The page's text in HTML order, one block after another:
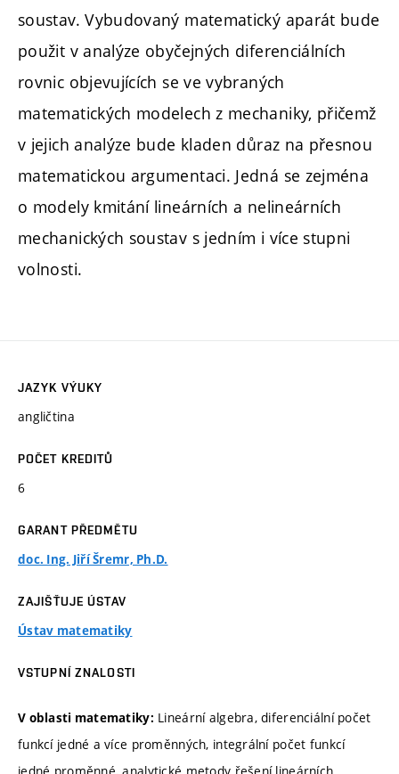
soustav. Vybudovaný matematický aparát bude
použit v analýze obyčejných diferenciálních
rovnic objevujících se ve vybraných
matematických modelech z mechaniky, přičemž
v jejich analýze bude kladen důraz na přesnou
matematickou argumentaci. Jedná se zejména
o modely kmitání lineárních a nelineárních
mechanických soustav s jedním i více stupni
volnosti.
JAZYK VÝUKY
angličtina
POČET KREDITŮ
6
GARANT PŘEDMĚTU
doc. Ing. Jiří Šremr, Ph.D.
ZAJIŠŤUJE ÚSTAV
Ústav matematiky
VSTUPNÍ ZNALOSTI
V oblasti matematiky: Lineární algebra, diferenciální počet
funkcí jedné a více proměnných, integrální počet funkcí